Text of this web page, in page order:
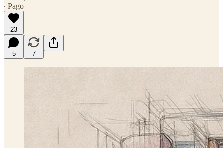
∙ Pago
23
5 7